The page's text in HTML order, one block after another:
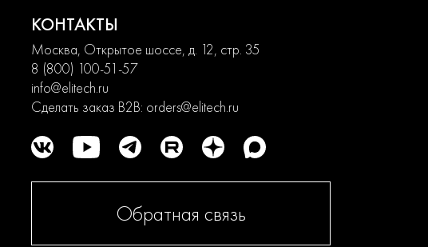
КОНТАКТЫ
Москва, Открытое шоссе, д. 12, стр. 35
8 (800) 100-51-57
info@elitech.ru
Сделать заказ B2B: orders@elitech.ru
Обратная связь